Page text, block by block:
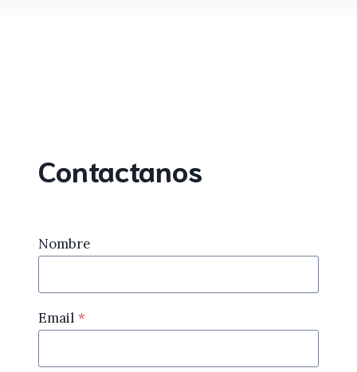
Contactanos
Nombre
Email *